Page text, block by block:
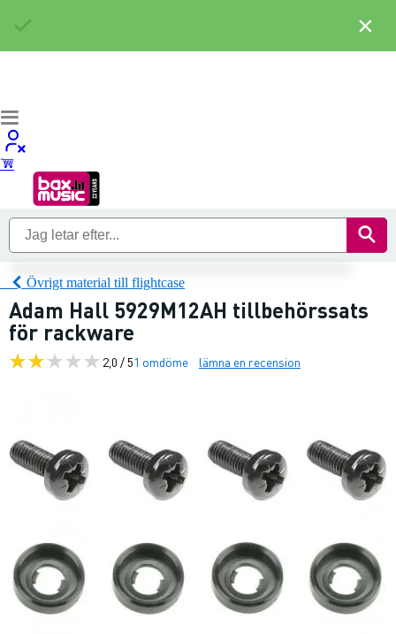
Övrigt material till flightcase
Adam Hall 5929M12AH tillbehörssats
för rackware
2,0 / 51 omdöme lämna en recension
×